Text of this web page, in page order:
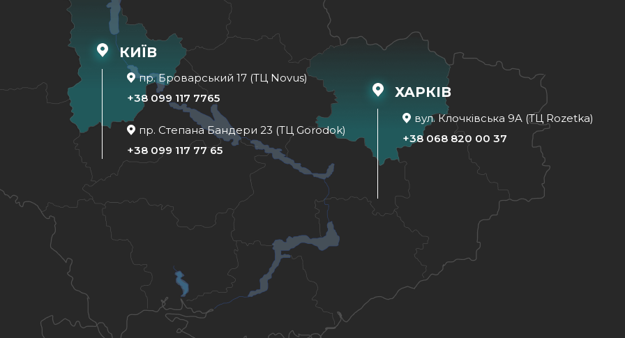
КИЇВ
пр. Броварський 17 (ТЦ Novus)
+38 099 117 7765
пр. Степана Бандери 23 (ТЦ Gorodok)
+38 099 117 77 65
ХАРКІВ
вул. Клочківська 9A (ТЦ Rozetka)
+38 068 820 00 37